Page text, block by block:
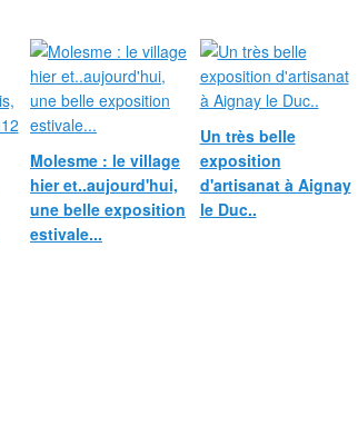
Molesme : le village
hier et..aujourd'hui,
une belle exposition
estivale...
Un très belle
exposition
d'artisanat à Aignay
le Duc..